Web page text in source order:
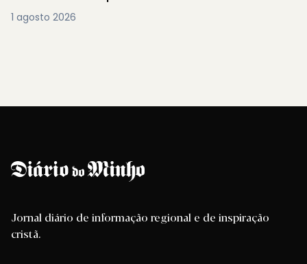
1 agosto 2026
Jornal diário de informação regional e de inspiração
cristã.